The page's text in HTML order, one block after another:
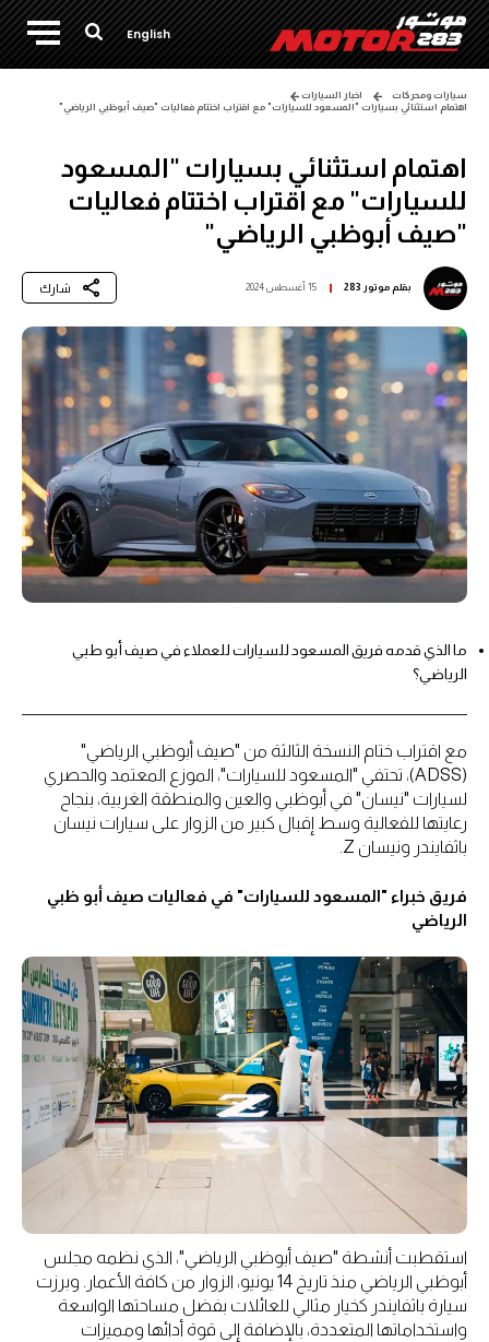
English
سيارات ومحركات
اخبار السيارات
اهتمام استثنائي بسيارات "المسعود للسيارات" مع اقتراب اختتام فعاليات "صيف أبوظبي الرياضي"
اهتمام استثنائي بسيارات "المسعود
للسيارات" مع اقتراب اختتام فعاليات
"صيف أبوظبي الرياضي"
بقلمموتور 283 15 أغسطس 2024 شارك
ما الذي قدمه فريق المسعود للسيارات للعملاء في صيف أبو طبي
الرياضي؟
مع اقتراب ختام النسخة الثالثة من "صيف أبوظبي الرياضي"
(ADSS)، تحتفي "المسعود للسيارات"، الموزع المعتمد والحصري
لسيارات "نيسان" في أبوظبي والعين والمنطقة الغربية، بنجاح
رعايتها للفعالية وسط إقبال كبير من الزوار على سيارات نيسان
باثفايندر ونيسان Z.
فريق خبراء "المسعود للسيارات" في فعاليات صيف أبو ظبي
الرياضي
استقطبت أنشطة "صيف أبوظبي الرياضي"، الذي نظمه مجلس
أبوظبي الرياضي منذ تاريخ 14 يونيو، الزوار من كافة الأعمار. وبرزت
سيارة باثفايندر كخيار مثالي للعائلات بفضل مساحتها الواسعة
واستخداماتها المتعددة، بالإضافة إلى قوة أدائها ومميزات